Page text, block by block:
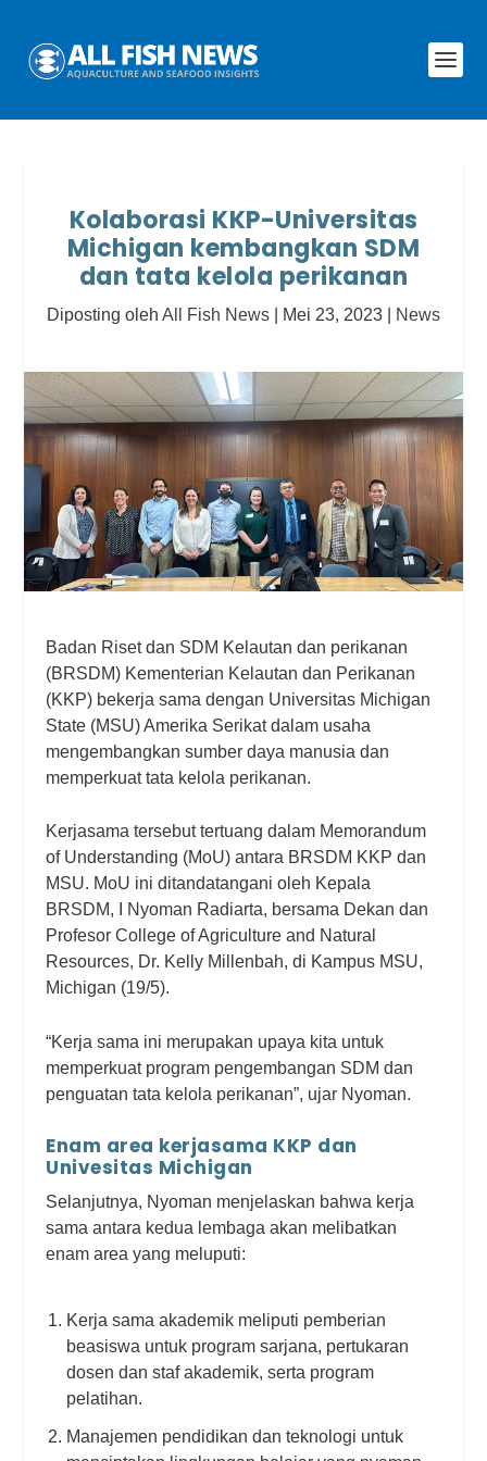
Kolaborasi KKP-Universitas
Michigan kembangkan SDM
dan tata kelola perikanan
Diposting oleh All Fish News Mei 23, 2023 News
Badan Riset dan SDM Kelautan dan perikanan
(BRSDM) Kementerian Kelautan dan Perikanan
(KKP) bekerja sama dengan Universitas Michigan
State (MSU) Amerika Serikat dalam usaha
mengembangkan sumber daya manusia dan
memperkuat tata kelola perikanan.
Kerjasama tersebut tertuang dalam Memorandum
of Understanding (MoU) antara BRSDM KKP dan
MSU. MoU ini ditandatangani oleh Kepala
BRSDM, I Nyoman Radiarta, bersama Dekan dan
Profesor College of Agriculture and Natural
Resources, Dr. Kelly Millenbah, di Kampus MSU,
Michigan (19/5).
“Kerja sama ini merupakan upaya kita untuk
memperkuat program pengembangan SDM dan
penguatan tata kelola perikanan”, ujar Nyoman.
Enam area kerjasama KKP dan
Univesitas Michigan
Selanjutnya, Nyoman menjelaskan bahwa kerja
sama antara kedua lembaga akan melibatkan
enam area yang meluputi:
Kerja sama akademik meliputi pemberian
beasiswa untuk program sarjana, pertukaran
dosen dan staf akademik, serta program
pelatihan.
Manajemen pendidikan dan teknologi untuk